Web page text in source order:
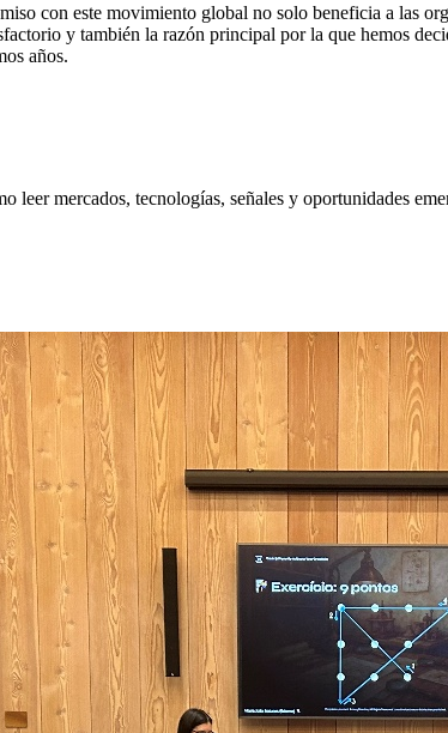
con este movimiento global no solo beneficia a las
y también la razón principal por la que hemos
años.
leer mercados, tecnologías, señales y oportunidades